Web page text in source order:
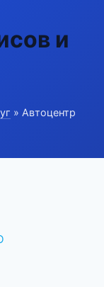
и
» Автоцентр